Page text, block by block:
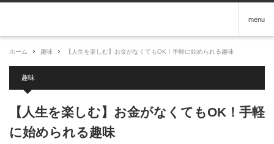
menu
ホーム 趣味 【人生を楽しむ】お金がなくてもOK！手軽に始められる趣味
趣味
【人生を楽しむ】お金がなくてもOK！手軽
に始められる趣味